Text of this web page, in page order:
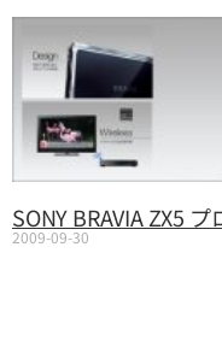
SONY BRAVIA ZX5
2009-09-30